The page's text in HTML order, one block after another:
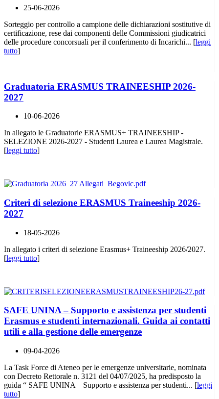
25-06-2026
Sorteggio per controllo a campione delle dichiarazioni sostitutive di
certificazione, rese dai componenti delle Commissioni giudicatrici
delle procedure concorsuali per il conferimento di Incarichi... [leggi
tutto]
Graduatoria ERASMUS TRAINEESHIP 2026-
2027
10-06-2026
In allegato le Graduatorie ERASMUS+ TRAINEESHIP -
SELEZIONE 2026-2027 - Studenti Laurea e Laurea Magistrale.
[leggi tutto]
Criteri di selezione ERASMUS Traineeship 2026-
2027
18-05-2026
In allegato i criteri di selezione Erasmus+ Traineeship 2026/2027.
[leggi tutto]
SAFE UNINA – Supporto e assistenza per studenti
Erasmus e studenti internazionali. Guida ai contatti
utili e alla gestione delle emergenze
09-04-2026
La Task Force di Ateneo per le emergenze universitarie, nominata
con Decreto Rettorale n. 3121 del 04/07/2025, ha predisposto la
guida “ SAFE UNINA – Supporto e assistenza per studenti... [leggi
tutto]